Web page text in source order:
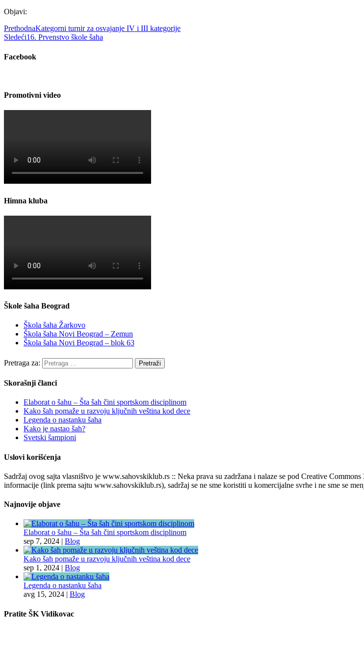
Objavi:
PrethodnaKategorni turnir za osvajanje IV i III kategorije
Sledeći16. Prvenstvo škole šaha
Facebook
Promotivni video
Himna kluba
Škole šaha Beograd
Škola šaha Žarkovo
Škola šaha Novi Beograd – Zemun
Škola šaha Novi Beograd – blok 63
Pretraga za:
Skorašnji članci
Elaborat o šahu – Šta šah čini sportskom disciplinom
Kako šah pomaže u razvoju ključnih veština kod dece
Legenda o nastanku šaha
Kako je nastao šah?
Svetski šampioni
Uslovi korišćenja
Sadržaj ovog sajta vlasništvo je www.sahovskiklub.rs :: Neka prava su zadržana i nalaze se pod Creative
informacije (link prema sajtu www.sahovskiklub.rs), sadržaj se ne sme koristiti u komercijalne svrhe i ne sme se
Najnovije objave
Elaborat o šahu – Šta šah čini sportskom disciplinom
sep 7, 2024 | Blog
Kako šah pomaže u razvoju ključnih veština kod dece
sep 1, 2024 | Blog
Legenda o nastanku šaha
avg 15, 2024 | Blog
Pratite ŠK Vidikovac